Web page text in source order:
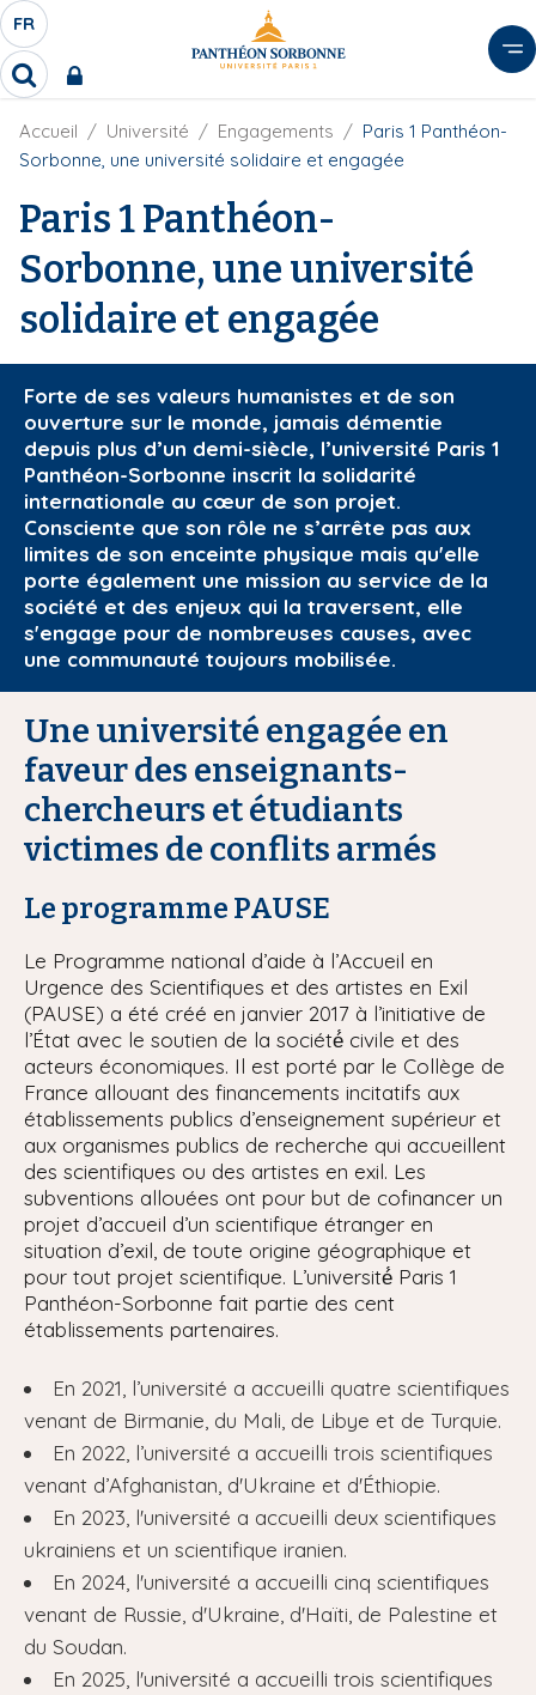
A
l
l
e
n
S
É
L
E
C
E
U
R
E
N
G
U
E
F
R
FR
R
c
h
r
c
h
e
F
i
r
i
a
n
Accueil Université Engagements
Paris 1 Panthéon-
Sorbonne, une université solidaire et engagée
Paris 1 Panthéon-
Sorbonne, une université
solidaire et engagée
Forte de ses valeurs humanistes et de son
ouverture sur le monde, jamais démentie
depuis plus d’un demi-siècle, l’université Paris 1
Panthéon-Sorbonne inscrit la solidarité
internationale au cœur de son projet.
Consciente que son rôle ne s’arrête pas aux
limites de son enceinte physique mais qu'elle
porte également une mission au service de la
société et des enjeux qui la traversent, elle
s'engage pour de nombreuses causes, avec
une communauté toujours mobilisée.
Une université engagée en
faveur des enseignants-
chercheurs et étudiants
victimes de conflits armés
Le programme PAUSE
Le Programme national d’aide à l’Accueil en
Urgence des Scientifiques et des artistes en Exil
(PAUSE) a été créé en janvier 2017 à l’initiative de
l’État avec le soutien de la société́ civile et des
acteurs économiques. Il est porté par le Collège de
France allouant des financements incitatifs aux
établissements publics d’enseignement supérieur et
aux organismes publics de recherche qui accueillent
des scientifiques ou des artistes en exil. Les
subventions allouées ont pour but de cofinancer un
projet d’accueil d’un scientifique étranger en
situation d’exil, de toute origine géographique et
pour tout projet scientifique. L’université́ Paris 1
Panthéon-Sorbonne fait partie des cent
établissements partenaires.
En 2021, l’université a accueilli quatre scientifiques
venant de Birmanie, du Mali, de Libye et de Turquie.
En 2022, l’université a accueilli trois scientifiques
venant d’Afghanistan, d'Ukraine et d'Éthiopie.
En 2023, l'université a accueilli deux scientifiques
ukrainiens et un scientifique iranien.
En 2024, l'université a accueilli cinq scientifiques
venant de Russie, d'Ukraine, d'Haïti, de Palestine et
du Soudan.
En 2025, l'université a accueilli trois scientifiques